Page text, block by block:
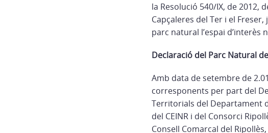
la Resolució 540/IX, de 2012,
Capçaleres del Ter i el
parc natural l’espai d’interès
Declaració del Parc Natural
Amb data de setembre de
corresponents per part del
Territorials del Departament
del CEINR i del Consorci
Consell Comarcal del